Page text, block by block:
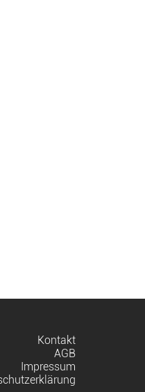
Navigation
überspringen
Kontakt
AGB
Impressum